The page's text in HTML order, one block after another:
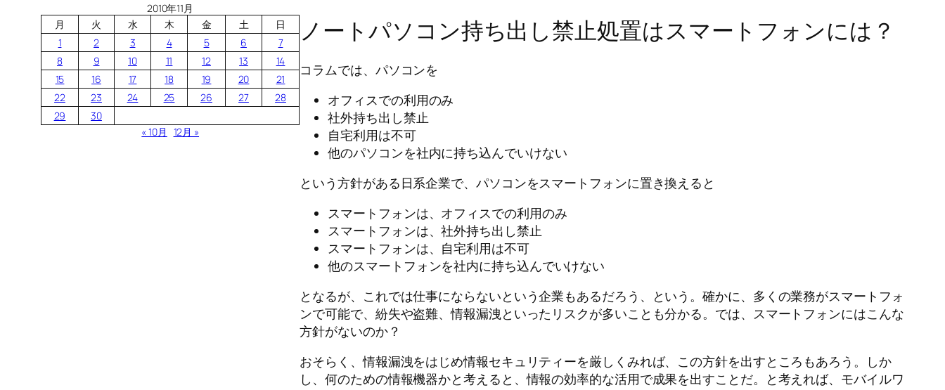
2010年11月
月
火 水 木 金 土
日
1
2 3 4 5 6
7
8
9 10 11 12 13
14
15
16 17 18 19 20
21
22
23 24 25 26 27
28
29
30
« 10月
12月 »
ノートパソコン持ち出し禁止処置はスマートフォンには？
コラムでは、パソコンを
オフィスでの利用のみ
社外持ち出し禁止
自宅利用は不可
他のパソコンを社内に持ち込んでいけない
という方針がある日系企業で、パソコンをスマートフォンに置き換えると
スマートフォンは、オフィスでの利用のみ
スマートフォンは、社外持ち出し禁止
スマートフォンは、自宅利用は不可
他のスマートフォンを社内に持ち込んでいけない
となるが、これでは仕事にならないという企業もあるだろう、という。確かに、多くの業務がスマートフォ
ンで可能で、紛失や盗難、情報漏洩といったリスクが多いことも分かる。では、スマートフォンにはこんな
方針がないのか？
おそらく、情報漏洩をはじめ情報セキュリティーを厳しくみれば、この方針を出すところもあろう。しか
し、何のための情報機器かと考えると、情報の効率的な活用で成果を出すことだ。と考えれば、モバイルワ